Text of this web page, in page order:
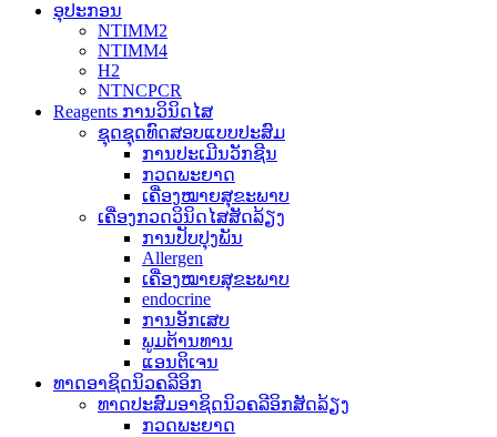
ອຸປະກອນ
NTIMM2
NTIMM4
H2
NTNCPCR
Reagents ການວິນິດໄສ
ຊຸດຊຸດທົດສອບແບບປະສົມ
ການປະເມີນວັກຊີນ
ກວດພະຍາດ
ເຄື່ອງໝາຍສຸຂະພາບ
ເຄື່ອງກວດວິນິດໄສສັດລ້ຽງ
ການປັບປຸງພັນ
Allergen
ເຄື່ອງໝາຍສຸຂະພາບ
endocrine
ການອັກເສບ
ພູມຕ້ານທານ
ແອນຕິເຈນ
ທາດອາຊິດນິວຄລີອິກ
ທາດປະສົມອາຊິດນິວຄລີອິກສັດລ້ຽງ
ກວດພະຍາດ